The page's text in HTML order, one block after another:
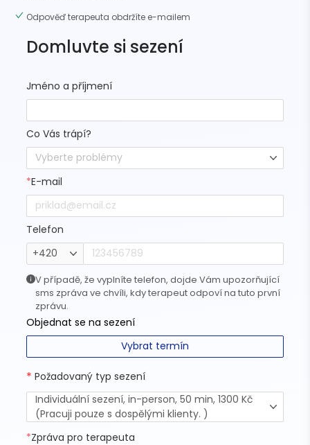
Odpověď terapeuta obdržíte e-mailem
Domluvte si sezení
Jméno a příjmení
Co Vás trápí?
Vyberte problémy
*E-mail
Telefon
+420
V případě, že vyplníte telefon, dojde Vám upozorňující
sms zpráva ve chvíli, kdy terapeut odpoví na tuto první
zprávu.
Objednat se na sezení
Vybrat termín
* Požadovaný typ sezení
Individuální sezení, in-person, 50 min, 1300 Kč
(Pracuji pouze s dospělými klienty. )
*Zpráva pro terapeuta